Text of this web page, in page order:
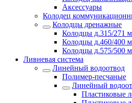
Аксессуары
Колодец
Колодцы дренажные
Колодцы д.315/271
Колодцы д.460/400
Колодцы д.575/500
Ливневая система
Линейный водоотвод
Полимер-песчаные
Линейный
Пластиковые